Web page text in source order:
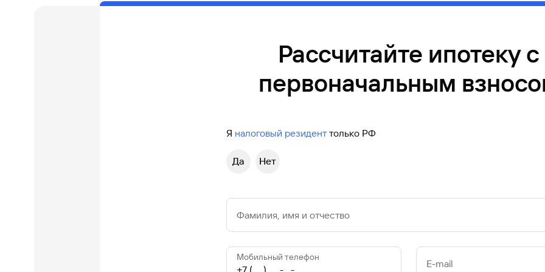
Рассчитайте ипотеку с
первоначальным
Я налоговый резиденттолько РФ
Да Нет
Фамилия, имя и отчество
Мобильный телефон
E-mail